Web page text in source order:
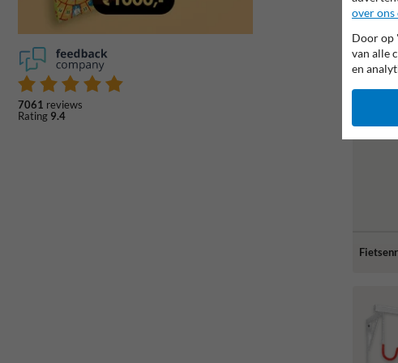
7061 reviews
Rating 9.4
over ons
Door op
van alle
en